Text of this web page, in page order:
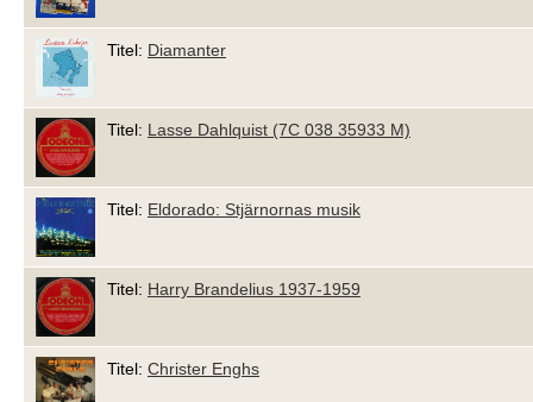
Titel: Diamanter
Titel: Lasse Dahlquist (7C 038 35933 M)
Titel: Eldorado: Stjärnornas musik
Titel: Harry Brandelius 1937-1959
Titel: Christer Enghs